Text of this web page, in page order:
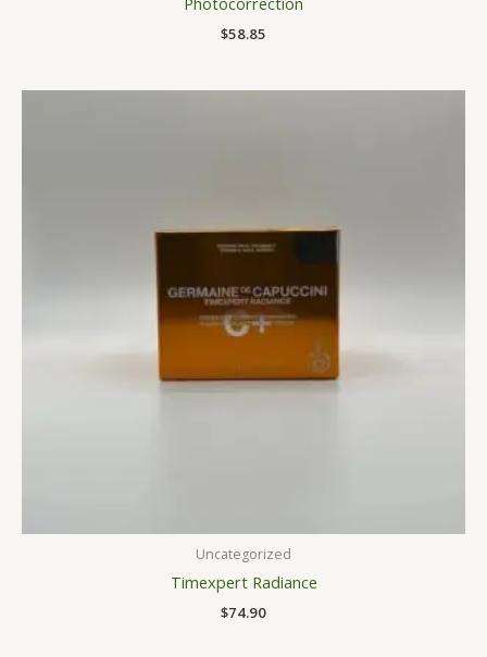
$58.85
Uncategorized
Timexpert Radiance
$74.90